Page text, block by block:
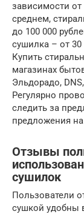
зависимости от
среднем,
до 100 000
сушилка – от
Купить
магазинах
Эльдорадо,
Регулярно
следить за
предложения
Отзывы
сушилок
Пользователи
сушкой удобны